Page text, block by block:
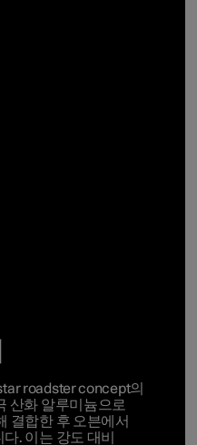
roadsterconcept의
산화 알루미늄으로
결합한 후 오븐에서
다. 이는 강도 대비